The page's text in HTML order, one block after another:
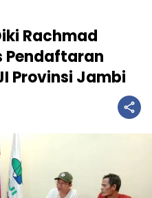
Rachmad
Pendaftaran
Provinsi Jambi